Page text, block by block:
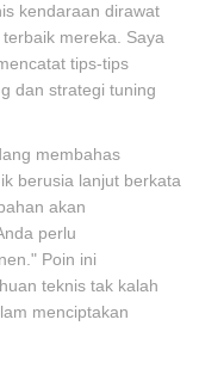
kendaraan dirawat
mereka. Saya
tips-tips
dan strategi tuning
membahas
berusia lanjut berkata
akan
perlu
Poin ini
teknis tak kalah
menciptakan